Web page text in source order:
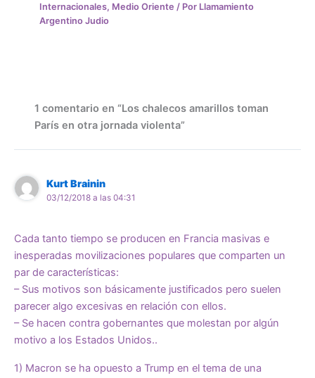
Internacionales, Medio Oriente / Por Llamamiento
Argentino Judio
1 comentario en “Los chalecos amarillos toman
París en otra jornada violenta”
Kurt Brainin
03/12/2018 a las 04:31
Cada tanto tiempo se producen en Francia masivas e
inesperadas movilizaciones populares que comparten un
par de características:
– Sus motivos son básicamente justificados pero suelen
parecer algo excesivas en relación con ellos.
– Se hacen contra gobernantes que molestan por algún
motivo a los Estados Unidos..
1) Macron se ha opuesto a Trump en el tema de una